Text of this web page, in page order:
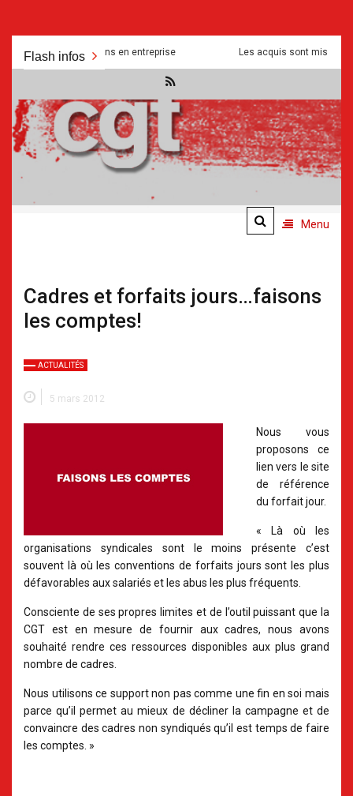
au
Flash infos
et manipulations en entreprise Les acquis sont mis a mal pour
.
Menu
Cadres et forfaits jours…faisons
les comptes!
ACTUALITÉS
5 mars 2012
Nous vous
proposons ce
lien vers le site
de référence
du forfait jour.
« Là où les
organisations syndicales sont le moins présente c’est
souvent là où les conventions de forfaits jours sont les plus
défavorables aux salariés et les abus les plus fréquents.
Consciente de ses propres limites et de l’outil puissant que la
CGT est en mesure de fournir aux cadres, nous avons
souhaité rendre ces ressources disponibles aux plus grand
nombre de cadres.
Nous utilisons ce support non pas comme une fin en soi mais
parce qu’il permet au mieux de décliner la campagne et de
convaincre des cadres non syndiqués qu’il est temps de faire
les comptes. »